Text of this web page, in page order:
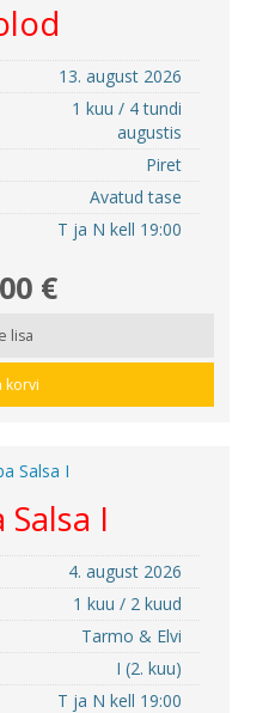
13. august 2026
1 kuu / 4 tundi
augustis
Piret
Avatud tase
T ja N kell 19:00
€
lisa
korvi
Salsa I
4. august 2026
1 kuu / 2 kuud
Tarmo & Elvi
I (2. kuu)
T ja N kell 19:00